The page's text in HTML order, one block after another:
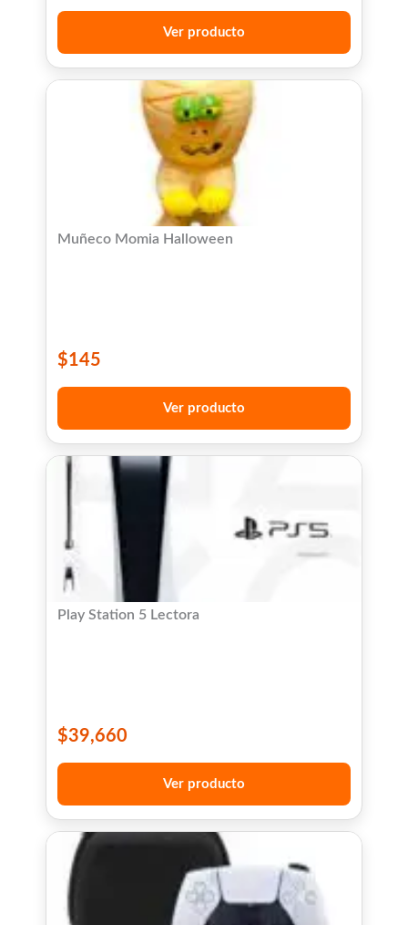
Ver producto
Muñeco Momia Halloween
$145
Ver producto
Play Station 5 Lectora
$39,660
Ver producto